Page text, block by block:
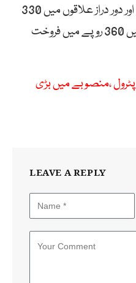
روپے فی کلو پر پہنچ گئی،پہاڑی اور دور دراز علاقوں میں 330
روپے جبکہ گلگت بلکستان میں 360 روپے میں فروخت
،منصوبے میں بڑی
LEAVE A REPLY